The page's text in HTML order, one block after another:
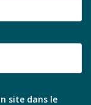
site dans le